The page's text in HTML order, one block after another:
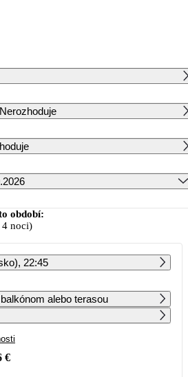
Nerozhoduje
Október 2026
ST ŠT PI SO NE
období:
noci)
22:45
standard s balkónom alebo terasou
€